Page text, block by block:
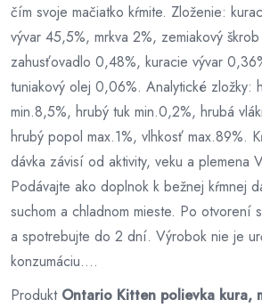
čím svoje mačiatko kŕmite. Zloženie:
vývar 45,5%, mrkva 2%, zemiakový
zahusťovadlo 0,48%, kuracie vývar
tuniakový olej 0,06%. Analytické zložky:
min.8,5%, hrubý tuk min.0,2%, hrubá
hrubý popol max.1%, vlhkosť max.89%.
dávka závisí od aktivity, veku a plemena
Podávajte ako doplnok k bežnej kŕmnej
suchom a chladnom mieste. Po otvorení
a spotrebujte do 2 dní. Výrobok nie je
konzumáciu....
Produkt Ontario Kitten polievka kura,